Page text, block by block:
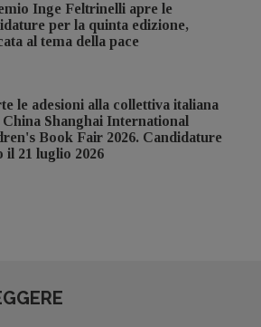
Inge Feltrinelli apre le
per la quinta edizione,
al tema della pace
le adesioni alla collettiva italiana
China Shanghai International
Book Fair 2026. Candidature
il 21 luglio 2026